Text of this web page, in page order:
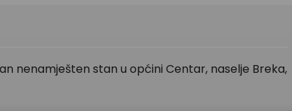
nenamješten stan u općini Centar, naselje Breka,